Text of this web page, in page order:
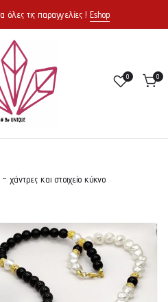
όλες τις παραγγελίες ! Eshop
0 0
χάντρες και στοιχείο κύκνο